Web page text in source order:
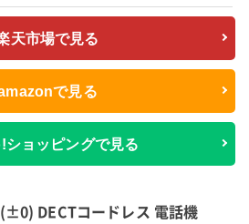
天市場で見る
で見る
ショッピングで見る
DECTコードレス 電話機